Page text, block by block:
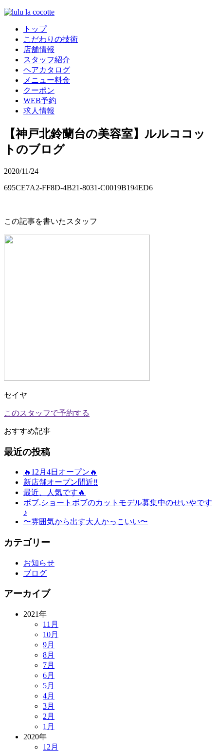
トップ
こだわりの技術
店舗情報
スタッフ紹介
ヘアカタログ
メニュー料金
クーポン
WEB予約
求人情報
【神戸北鈴蘭台の美容室】ルルココッ
トのブログ
2020/11/24
695CE7A2-FF8D-4B21-8031-C0019B194ED6
この記事を書いたスタッフ
セイヤ
このスタッフで予約する
おすすめ記事
最近の投稿
🔥12月4日オープン🔥
新店舗オープン間近‼️
最近、人気です🔥
ボブ.ショートボブのカットモデル募集中のせいやです
♪
〜雰囲気から出す大人かっこいい〜
カテゴリー
お知らせ
ブログ
アーカイブ
2021年
11月
10月
9月
8月
7月
6月
5月
4月
3月
2月
1月
2020年
12月